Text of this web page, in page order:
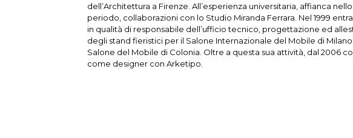
dell’Architettura a Firenze. All’esperienza universitaria, affianca
periodo, collaborazioni con lo Studio Miranda Ferrara. Nel 1999
in qualità di responsabile dell’ufficio tecnico, progettazione ed
degli stand fieristici per il Salone Internazionale del Mobile di
Salone del Mobile di Colonia. Oltre a questa sua attività, dal 2006
come designer con Arketipo.